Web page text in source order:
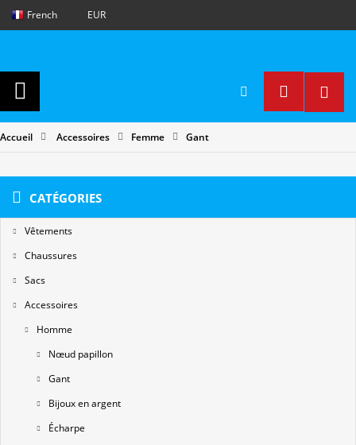
French EUR
Accueil Accessoires Femme Gant
CATÉGORIES
Vêtements
Chaussures
Sacs
Accessoires
Homme
Nœud papillon
Gant
Bijoux en argent
Écharpe